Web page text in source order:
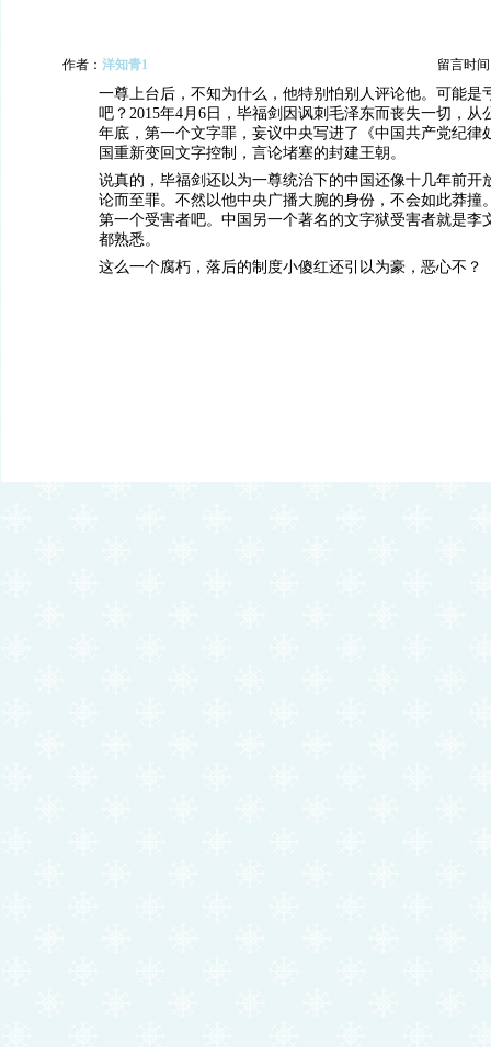
作者： 洋知青1 留言时间
一尊上台后，不知为什么，他特别怕别人评论他。可能是
吧？2015年4月6日，毕福剑因讽刺毛泽东而丧失一切，从
年底，第一个文字罪，妄议中央写进了《中国共产党纪律
国重新变回文字控制，言论堵塞的封建王朝。
说真的，毕福剑还以为一尊统治下的中国还像十几年前开
论而至罪。不然以他中央广播大腕的身份，不会如此莽撞
第一个受害者吧。中国另一个著名的文字狱受害者就是李
都熟悉。
这么一个腐朽，落后的制度小傻红还引以为豪，恶心不？